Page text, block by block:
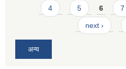
4 5 6 7
next ›
अन्य